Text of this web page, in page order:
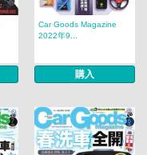
Car Goods Magazine
2022年9...
購入